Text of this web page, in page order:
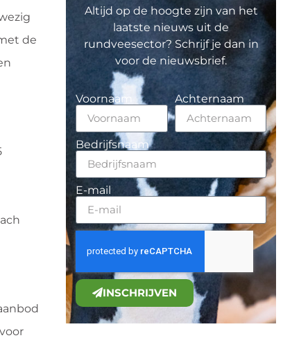
de
Altijd op de hoogte zijn van het
laatste nieuws uit de
rundveesector? Schrijf je dan in
voor de nieuwsbrief.
Voornaam Achternaam
Bedrijfsnaam
E-mail
INSCHRIJVEN